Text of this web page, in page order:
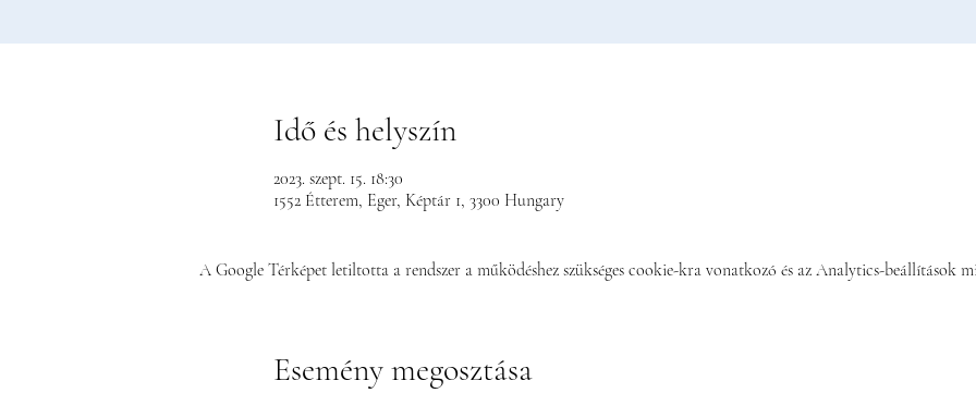
Idő és helyszín
2023. szept. 15. 18:30
1552 Étterem, Eger, Képtár 1, 3300 Hungary
A Google Térképet letiltotta a rendszer a működéshez szükséges cookie-kra vonatkozó és az Analytics-beállítások
Esemény megosztása